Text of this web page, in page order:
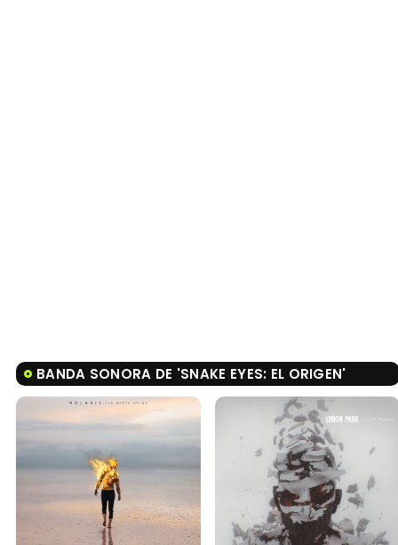
BANDA SONORA DE 'SNAKE EYES: EL ORIGEN'